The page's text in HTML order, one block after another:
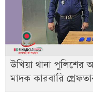
উখিয়া থানা পুলিশের
মাদক কারবারি